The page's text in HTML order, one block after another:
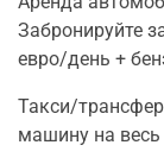
Забронируйте
евро/день +
Такси/
машину на